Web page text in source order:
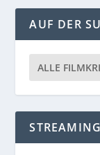
AUF DER
ALLE